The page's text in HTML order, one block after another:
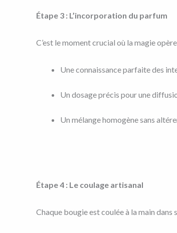
Étape 3 : L’incorporation du parfum
C’est le moment crucial où la magie
Une connaissance parfaite des
Un dosage précis pour une
Un mélange homogène sans
Étape 4 : Le coulage artisanal
Chaque bougie est coulée à la main